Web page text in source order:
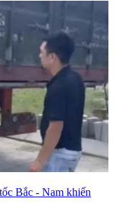
Bắc - Nam khiến